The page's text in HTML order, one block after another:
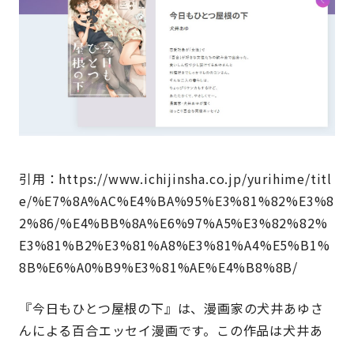
引用：https://www.ichijinsha.co.jp/yurihime/titl
e/%E7%8A%AC%E4%BA%95%E3%81%82%E3%8
2%86/%E4%BB%8A%E6%97%A5%E3%82%82%
E3%81%B2%E3%81%A8%E3%81%A4%E5%B1%
8B%E6%A0%B9%E3%81%AE%E4%B8%8B/
『今日もひとつ屋根の下』は、漫画家の犬井あゆさ
んによる百合エッセイ漫画です。この作品は犬井あ